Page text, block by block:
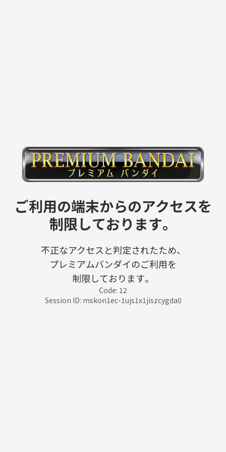
ご利用の端末からのアクセスを
制限しております。
不正なアクセスと判定されたため、
プレミアムバンダイのご利用を
制限しております。
Code: 12
Session ID: mskon1ec-1ujs1x1jiszcygda0